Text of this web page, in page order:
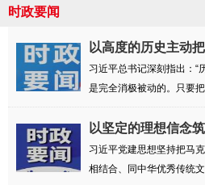
时政要闻
以高度的历史主动
习近平总书记深刻指出：“
是完全消极被动的。只要
以坚定的理想信念
习近平党建思想坚持把马
相结合、同中华优秀传统